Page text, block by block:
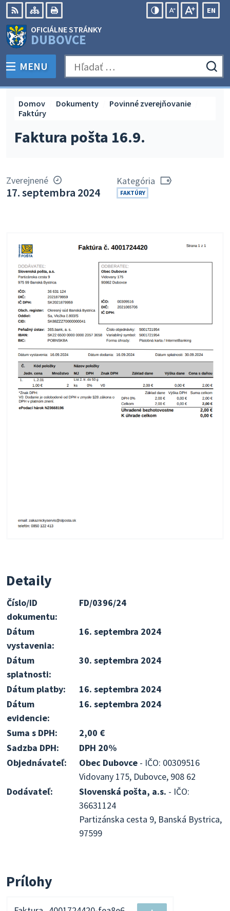
Preskočiť
na
obsah
RSS Mapa
EN
OFICIÁLNE STRÁNKY
DUBOVCE
PREPNÚŤ
MENU Hľadať:
Faktura pošta 16.9.
Domov Dokumenty
Povinné zverejňovanie
Faktúry
Zverejnené
17. septembra 2024
Kategória
FAKTÚRY
Detaily
Číslo/ID
dokumentu:
FD/0396/24
Dátum
vystavenia:
16. septembra 2024
Dátum
splatnosti:
30. septembra 2024
Dátum platby:
16. septembra 2024
Dátum
evidencie:
16. septembra 2024
Suma s DPH:
2,00 €
Sadzba DPH:
DPH 20%
Objednávateľ:
Obec Dubovce - IČO: 00309516
Vidovany 175, Dubovce, 908 62
Dodávateľ:
Slovenská pošta, a.s. - IČO:
36631124
Partizánska cesta 9, Banská Bystrica,
97599
Prílohy